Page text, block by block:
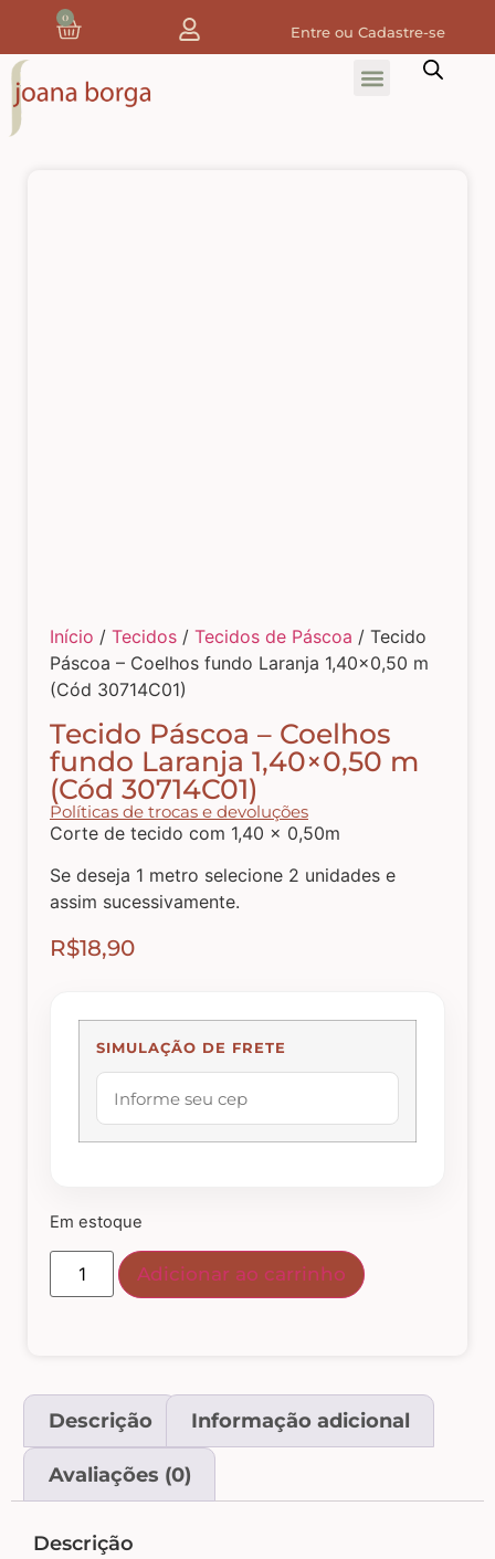
0
Entre ou Cadastre-se
Home
Tecidos Estampados e Florais
Tecidos Estampas de Cozinha
Tecidos de Páscoa
MDF – CAIXAS E APLIQUES
Natal
Abelhas – Mel
Abóboras
Caixas de MDF
Costura e Ateliê
Country Primitivo
Início / Tecidos / Tecidos de Páscoa / Tecido
Páscoa – Coelhos fundo Laranja 1,40×0,50 m
(Cód 30714C01)
Tecido Páscoa – Coelhos
fundo Laranja 1,40×0,50 m
(Cód 30714C01)
Políticas de trocas e devoluções
Corte de tecido com 1,40 x 0,50m
Se deseja 1 metro selecione 2 unidades e
assim sucessivamente.
R$18,90
SIMULAÇÃO DE FRETE
Em estoque
Adicionar ao carrinho
Descrição Informação adicional
Avaliações (0)
Descrição